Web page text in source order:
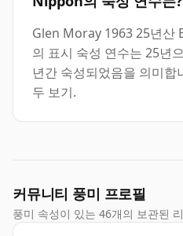
Glen Moray 1963 25년
의 표시 숙성 연수는 25년
년간 숙성되었음을 의미합
두 보기.
커뮤니티 풍미 프로필
풍미 속성이 있는 46개의 보관된